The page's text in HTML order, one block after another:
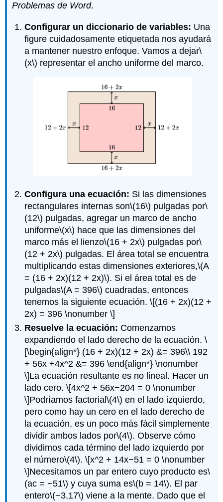
Problemas de Word.
Configurar un diccionario de variables: Una
ﬁgure cuidadosamente etiquetada nos ayudará
a mantener nuestro enfoque. Vamos a dejar\
(x\) representar el ancho uniforme del marco.
Configura una ecuación: Si las dimensiones
rectangulares internas son\(16\) pulgadas por\
(12\) pulgadas, agregar un marco de ancho
uniforme\(x\) hace que las dimensiones del
marco más el lienzo\(16 + 2x\) pulgadas por\
(12 + 2x\) pulgadas. El área total se encuentra
multiplicando estas dimensiones exteriores,\(A
= (16 + 2x)(12 + 2x)\). Si el área total es de
pulgadas\(A = 396\) cuadradas, entonces
tenemos la siguiente ecuación.\[(16 + 2x)(12 +
2x) = 396 \nonumber \]
Resuelve la ecuación: Comenzamos
expandiendo el lado derecho de la ecuación.\
[\begin{align*} (16 + 2x)(12 + 2x) &= 396\\ 192
+ 56x +4x^2 &= 396 \end{align*} \nonumber
\]La ecuación resultante es no lineal. Hacer un
lado cero.\[4x^2 + 56x−204 = 0 \nonumber
\]Podríamos factorial\(4\) en el lado izquierdo,
pero como hay un cero en el lado derecho de
la ecuación, es un poco más fácil simplemente
dividir ambos lados por\(4\). Observe cómo
dividimos cada término del lado izquierdo por
el número\(4\).\[x^2 + 14x−51 = 0 \nonumber
\]Necesitamos un par entero cuyo producto es\
(ac = −51\) y cuya suma es\(b = 14\). El par
entero\(−3,17\) viene a la mente. Dado que el